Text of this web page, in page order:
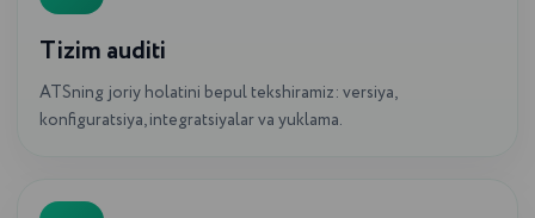
Tizim auditi
ATSning joriy holatini bepul tekshiramiz: versiya,
konfiguratsiya, integratsiyalar va yuklama.